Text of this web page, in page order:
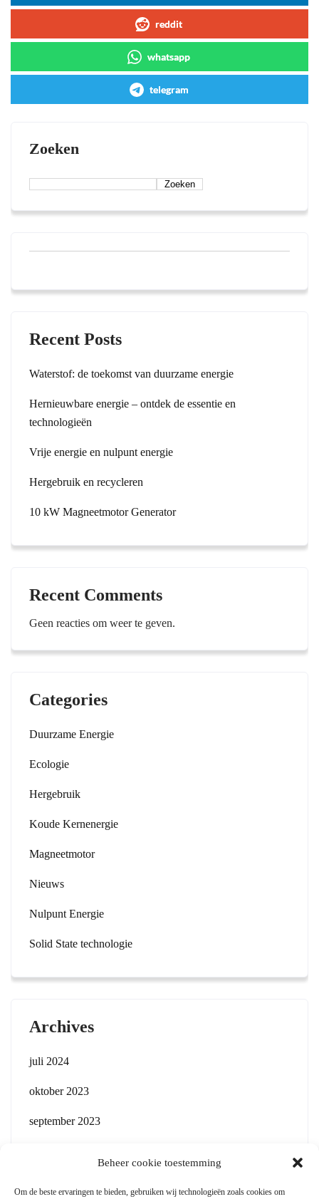
Beheer cookie toestemming
Om de beste ervaringen te bieden, gebruiken wij technologieën zoals cookies om
reddit
whatsapp
telegram
Zoeken
Zoeken
Recent Posts
Waterstof: de toekomst van duurzame energie
Hernieuwbare energie – ontdek de essentie en
technologieën
Vrije energie en nulpunt energie
Hergebruik en recycleren
10 kW Magneetmotor Generator
Recent Comments
Geen reacties om weer te geven.
Categories
Duurzame Energie
Ecologie
Hergebruik
Koude Kernenergie
Magneetmotor
Nieuws
Nulpunt Energie
Solid State technologie
Archives
juli 2024
oktober 2023
september 2023